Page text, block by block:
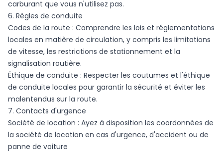
carburant que vous n'utilisez pas.
6. Règles de conduite
Codes de la route : Comprendre les lois et réglementations
locales en matière de circulation, y compris les limitations
de vitesse, les restrictions de stationnement et la
signalisation routière.
Éthique de conduite : Respecter les coutumes et l'éthique
de conduite locales pour garantir la sécurité et éviter les
malentendus sur la route.
7. Contacts d'urgence
Société de location : Ayez à disposition les coordonnées de
la société de location en cas d'urgence, d'accident ou de
panne de voiture